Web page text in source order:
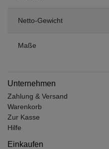
Netto-Gewicht
Maße
Unternehmen
Zahlung & Versand
Warenkorb
Zur Kasse
Hilfe
Einkaufen